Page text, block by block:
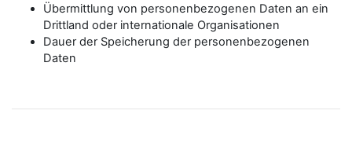
Übermittlung von personenbezogenen Daten an ein
Drittland oder internationale Organisationen
Dauer der Speicherung der personenbezogenen
Daten